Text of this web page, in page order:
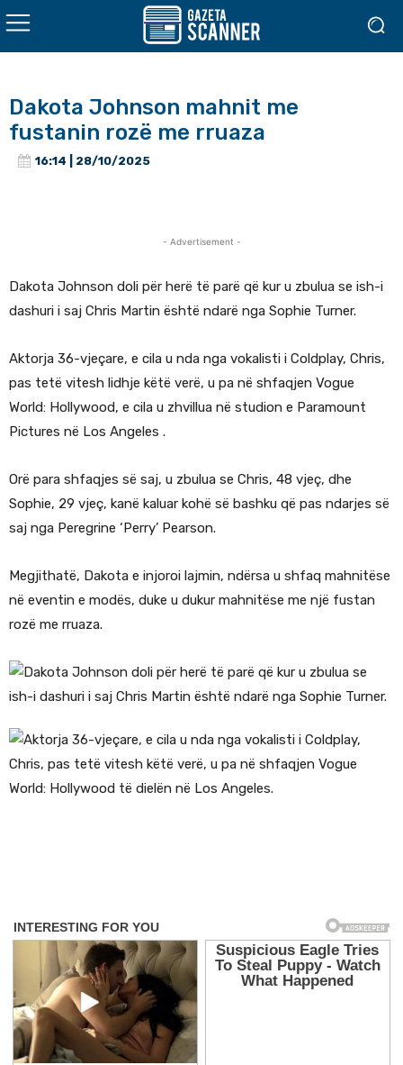
Dakota Johnson mahnit me
fustanin rozë me rruaza
16:14 | 28/10/2025
- Advertisement -
Dakota Johnson doli për herë të parë që kur u zbulua se ish-i
dashuri i saj Chris Martin është ndarë nga Sophie Turner.
Aktorja 36-vjeçare, e cila u nda nga vokalisti i Coldplay, Chris,
pas tetë vitesh lidhje këtë verë, u pa në shfaqjen Vogue
World: Hollywood, e cila u zhvillua në studion e Paramount
Pictures në Los Angeles .
Orë para shfaqjes së saj, u zbulua se Chris, 48 ​​vjeç, dhe
Sophie, 29 vjeç, kanë kaluar kohë së bashku që pas ndarjes së
saj nga Peregrine ‘Perry’ Pearson.
Megjithatë, Dakota e injoroi lajmin, ndërsa u shfaq mahnitëse
në eventin e modës, duke u dukur mahnitëse me një fustan
rozë me rruaza.